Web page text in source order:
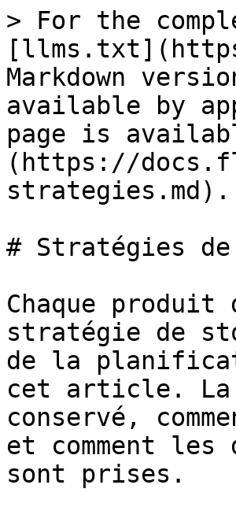
> For the
Markdown
available by
page is
(https://
strategies.md).
# Stratégies
Chaque
stratégie de
de la
cet article. La
conservé,
et comment les
sont prises.